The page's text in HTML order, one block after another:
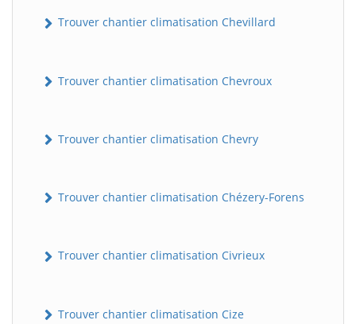
Trouver chantier climatisation Chevillard
Trouver chantier climatisation Chevroux
Trouver chantier climatisation Chevry
Trouver chantier climatisation Chézery-Forens
Trouver chantier climatisation Civrieux
Trouver chantier climatisation Cize